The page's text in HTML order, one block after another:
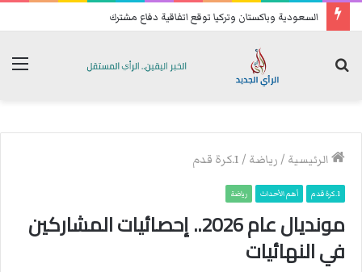
السعودية وباكستان وتركيا توقع اتفاقية دفاع مشترك
الرئيسية /رياضة /1.كرة قدم
1.كرة قدم أهم الأحداث رياضة
مونديال عام 2026.. إحصائيات المشاركين
في النهائيات